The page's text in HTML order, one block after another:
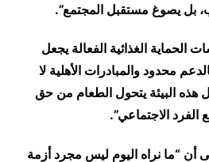
يصوغ مستقبل المجتمع”.
الغذائية الفعالة يجعل
محدود والمبادرات الأهلية لا
البيئة يتحول الطعام من حق
الاجتماعي”.
أن “ما نراه اليوم ليس مجرد أزمة